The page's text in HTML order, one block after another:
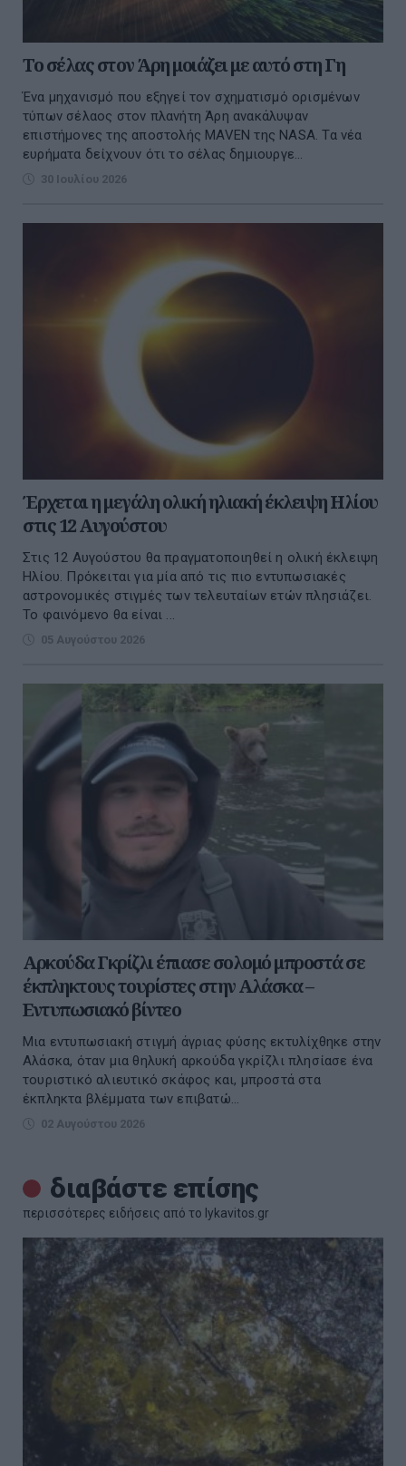
To σέλας στον Άρη μοιάζει με αυτό στη Γη
Ένα μηχανισμό που εξηγεί τον σχηματισμό ορισμένων
τύπων σέλαος στον πλανήτη Άρη ανακάλυψαν
επιστήμονες της αποστολής MAVEN της NASA. Τα νέα
ευρήματα δείχνουν ότι το σέλας δημιουργε...
30 Ιουλίου 2026
Έρχεται η μεγάλη ολική ηλιακή έκλειψη Ηλίου
στις 12 Αυγούστου
Στις 12 Αυγούστου θα πραγματοποιηθεί η ολική έκλειψη
Ηλίου. Πρόκειται για μία από τις πιο εντυπωσιακές
αστρονομικές στιγμές των τελευταίων ετών πλησιάζει.
Το φαινόμενο θα είναι ...
05 Αυγούστου 2026
Αρκούδα Γκρίζλι έπιασε σολομό μπροστά σε
έκπληκτους τουρίστες στην Αλάσκα –
Εντυπωσιακό βίντεο
Μια εντυπωσιακή στιγμή άγριας φύσης εκτυλίχθηκε στην
Αλάσκα, όταν μια θηλυκή αρκούδα γκρίζλι πλησίασε ένα
τουριστικό αλιευτικό σκάφος και, μπροστά στα
έκπληκτα βλέμματα των επιβατώ...
02 Αυγούστου 2026
διαβάστε επίσης
περισσότερες ειδήσεις από το lykavitos.gr